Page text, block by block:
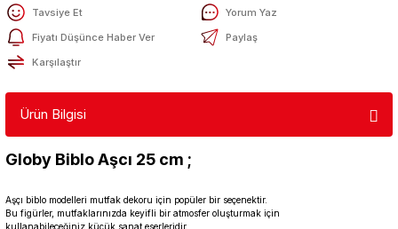
Tavsiye Et
Yorum Yaz
Fiyatı Düşünce Haber Ver
Paylaş
Karşılaştır
Ürün Bilgisi
Globy Biblo Aşcı 25 cm ;
Aşçı biblo modelleri mutfak dekoru için popüler bir seçenektir.
Bu figürler, mutfaklarınızda keyifli bir atmosfer oluşturmak için
kullanabileceğiniz küçük sanat eserleridir.